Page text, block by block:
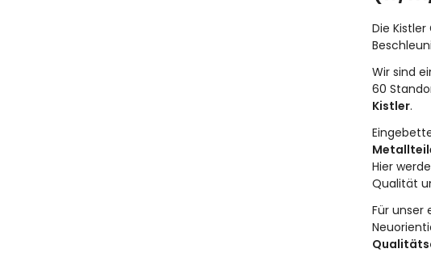
Die
Wir sind
60
Kistler.
Hier
Qualität
Für